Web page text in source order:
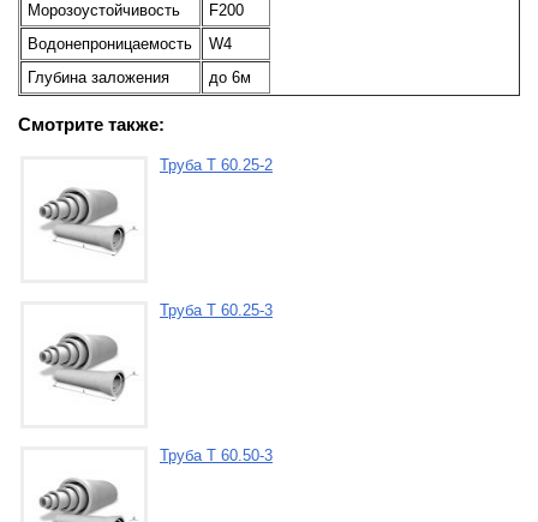
Морозоустойчивость
F200
Водонепроницаемость
W4
Глубина заложения
до 6м
Смотрите также:
Труба Т 60.25-2
Труба Т 60.25-3
Труба Т 60.50-3